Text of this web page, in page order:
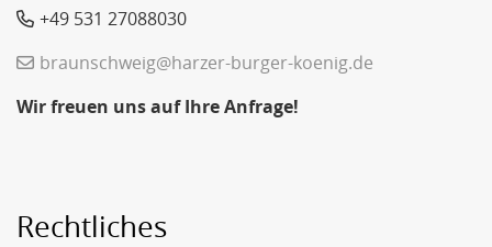
+49 531 27088030
braunschweig@harzer-burger-koenig.de
Wir freuen uns auf Ihre Anfrage!
Rechtliches